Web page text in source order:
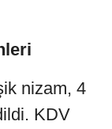
nizam, 4
KDV